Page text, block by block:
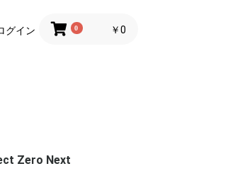
グイン 0 ￥0
Zero Next